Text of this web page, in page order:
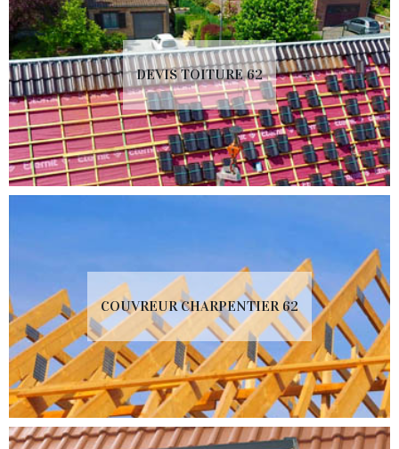
DEVIS TOITURE 62
COUVREUR CHARPENTIER 62